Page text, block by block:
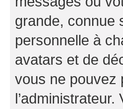
grande, connue
personnelle à
avatars et de
vous ne pouvez